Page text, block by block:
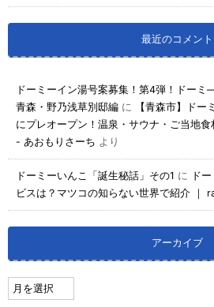
最近のコメント
ドーミーイン湯号案募集！第4弾！ドー
青森・野乃浅草別邸編 に
【青森市】ドー
にプレオープン！温泉・サウナ・ご当地
- あおもりさーち より
ドーミーいんこ「誕生秘話」その1 に ド
ビスは？マツコの知らない世界で紹介 ｜
アーカイブ